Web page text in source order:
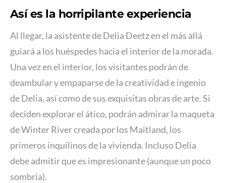
Así es la horripilante experiencia
Al llegar, la asistente de Delia Deetz en el más allá
guiará a los huéspedes hacia el interior de la morada.
Una vez en el interior, los visitantes podrán de
deambular y empaparse de la creatividad e ingenio
de Delia, así como de sus exquisitas obras de arte. Si
deciden explorar el ático, podrán admirar la maqueta
de Winter River creada por los Maitland, los
primeros inquilinos de la vivienda. Incluso Delia
debe admitir que es impresionante (aunque un poco
sombría).